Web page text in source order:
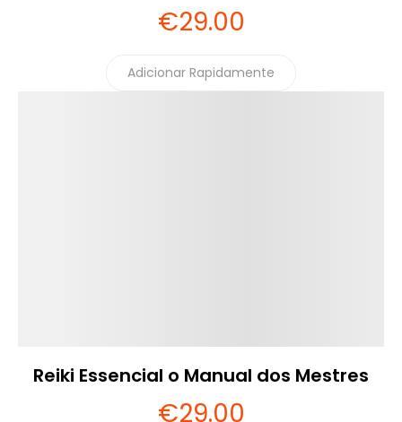
€29.00
Adicionar Rapidamente
Reiki Essencial o Manual dos Mestres
€29.00